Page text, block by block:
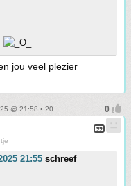
jou veel plezier
@ 21:58 • 20
21:55 schreef